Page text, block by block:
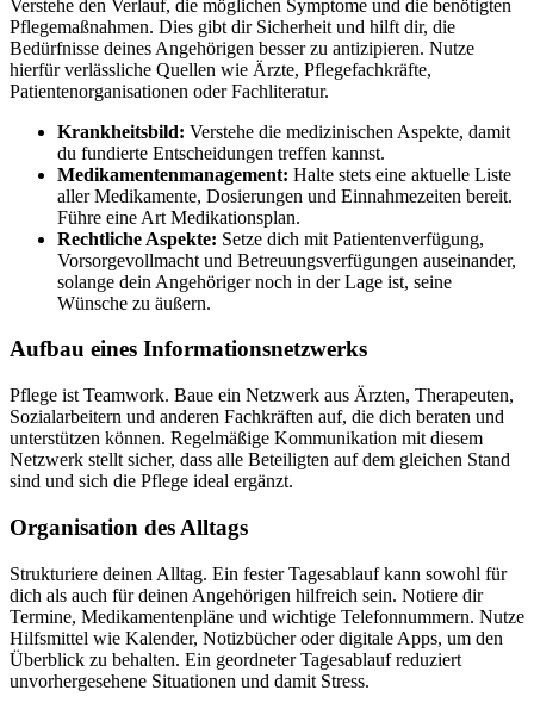
Verstehe den Verlauf, die möglichen Symptome und die benötigten
Pflegemaßnahmen. Dies gibt dir Sicherheit und hilft dir, die
Bedürfnisse deines Angehörigen besser zu antizipieren. Nutze
hierfür verlässliche Quellen wie Ärzte, Pflegefachkräfte,
Patientenorganisationen oder Fachliteratur.
Krankheitsbild: Verstehe die medizinischen Aspekte, damit
du fundierte Entscheidungen treffen kannst.
Medikamentenmanagement: Halte stets eine aktuelle Liste
aller Medikamente, Dosierungen und Einnahmezeiten bereit.
Führe eine Art Medikationsplan.
Rechtliche Aspekte: Setze dich mit Patientenverfügung,
Vorsorgevollmacht und Betreuungsverfügungen auseinander,
solange dein Angehöriger noch in der Lage ist, seine
Wünsche zu äußern.
Aufbau eines Informationsnetzwerks
Pflege ist Teamwork. Baue ein Netzwerk aus Ärzten, Therapeuten,
Sozialarbeitern und anderen Fachkräften auf, die dich beraten und
unterstützen können. Regelmäßige Kommunikation mit diesem
Netzwerk stellt sicher, dass alle Beteiligten auf dem gleichen Stand
sind und sich die Pflege ideal ergänzt.
Organisation des Alltags
Strukturiere deinen Alltag. Ein fester Tagesablauf kann sowohl für
dich als auch für deinen Angehörigen hilfreich sein. Notiere dir
Termine, Medikamentenpläne und wichtige Telefonnummern. Nutze
Hilfsmittel wie Kalender, Notizbücher oder digitale Apps, um den
Überblick zu behalten. Ein geordneter Tagesablauf reduziert
unvorhergesehene Situationen und damit Stress.